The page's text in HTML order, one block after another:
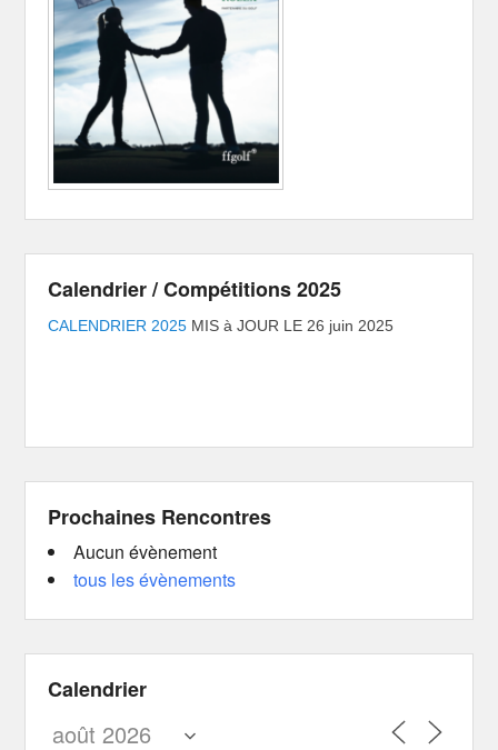
Calendrier / Compétitions 2025
CALENDRIER 2025 MIS à JOUR LE 26 juin 2025
Prochaines Rencontres
Aucun évènement
tous les évènements
Calendrier